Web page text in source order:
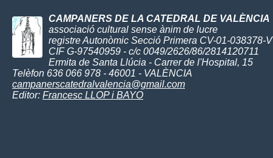
CAMPANERS DE LA CATEDRAL DE VALÈNCIA
associació cultural sense ànim de lucre
registre Autonòmic Secció Primera CV-01-038378-V
CIF G-97540959 - c/c 0049/2626/86/2814120711
Ermita de Santa Llúcia - Carrer de l'Hospital, 15
Telèfon 636 066 978 - 46001 - VALÈNCIA
campanerscatedralvalencia@gmail.com
Editor: Francesc LLOP i BAYO